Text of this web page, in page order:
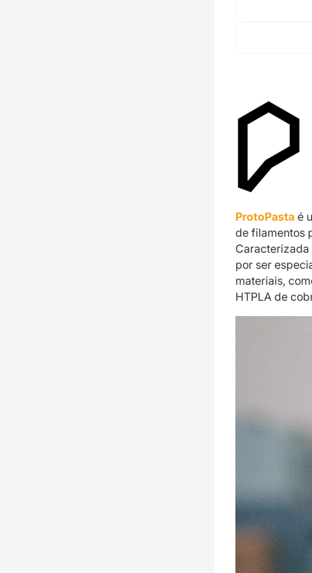
ProtoPasta é
de filamentos
por ser
materiais,
HTPLA de